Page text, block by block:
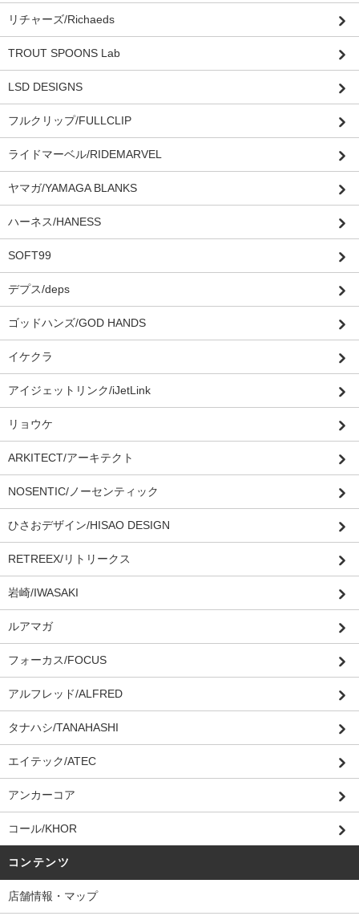
リチャーズ/Richaeds
TROUT SPOONS Lab
LSD DESIGNS
フルクリップ/FULLCLIP
ライドマーベル/RIDEMARVEL
ヤマガ/YAMAGA BLANKS
ハーネス/HANESS
SOFT99
デプス/deps
ゴッドハンズ/GOD HANDS
イケクラ
アイジェットリンク/iJetLink
リョウケ
ARKITECT/アーキテクト
NOSENTIC/ノーセンティック
ひさおデザイン/HISAO DESIGN
RETREEX/リトリークス
岩崎/IWASAKI
ルアマガ
フォーカス/FOCUS
アルフレッド/ALFRED
タナハシ/TANAHASHI
エイテック/ATEC
アンカーコア
コール/KHOR
コンテンツ
店舗情報・マップ